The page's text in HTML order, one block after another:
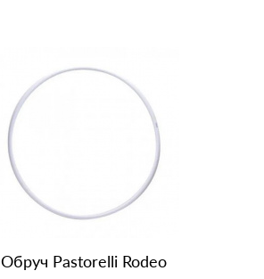
Обруч Pastorelli Rodeo